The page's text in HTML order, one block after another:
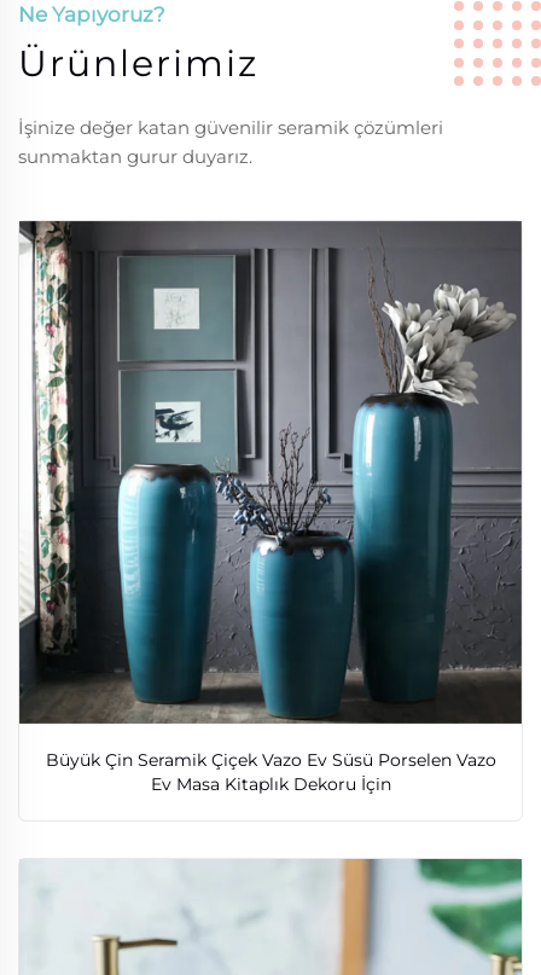
Ne Yapıyoruz?
Ürünlerimiz
İşinize değer katan güvenilir seramik çözümleri
sunmaktan gurur duyarız.
Büyük Çin Seramik Çiçek Vazo Ev Süsü Porselen Vazo
Ev Masa Kitaplık Dekoru İçin